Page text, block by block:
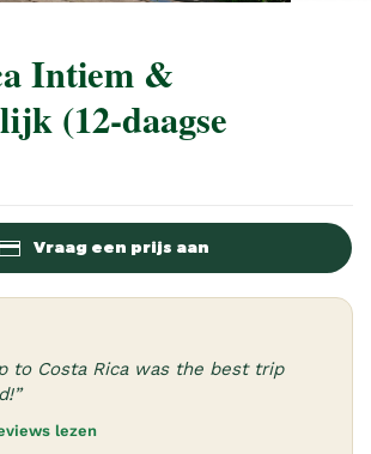
Intiem &
(12-daagse
Vraag een prijs aan
to Costa Rica was the best trip
lezen